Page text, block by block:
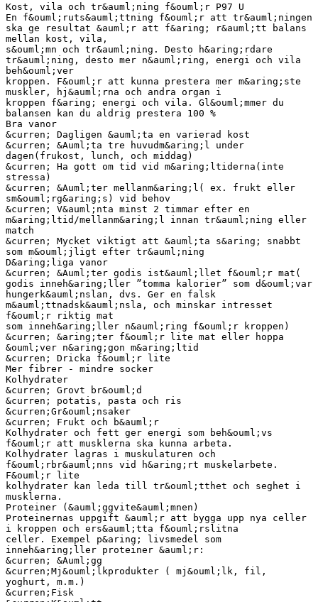
Kost, vila och tr&auml;ning f&ouml;r P97 U
En f&ouml;ruts&auml;ttning f&ouml;r att tr&auml;ningen
ska ge resultat &auml;r att f&aring; r&auml;tt balans
mellan kost, vila,
s&ouml;mn och tr&auml;ning. Desto h&aring;rdare
tr&auml;ning, desto mer n&auml;ring, energi och vila
beh&ouml;ver
kroppen. F&ouml;r att kunna prestera mer m&aring;ste
muskler, hj&auml;rna och andra organ i
kroppen f&aring; energi och vila. Gl&ouml;mmer du
balansen kan du aldrig prestera 100 %
Bra vanor
&curren; Dagligen &auml;ta en varierad kost
&curren; &Auml;ta tre huvudm&aring;l under
dagen(frukost, lunch, och middag)
&curren; Ha gott om tid vid m&aring;ltiderna(inte
stressa)
&curren; &Auml;ter mellanm&aring;l( ex. frukt eller
sm&ouml;rg&aring;s) vid behov
&curren; V&auml;nta minst 2 timmar efter en
m&aring;ltid/mellanm&aring;l innan tr&auml;ning eller
match
&curren; Mycket viktigt att &auml;ta s&aring; snabbt
som m&ouml;jligt efter tr&auml;ning
D&aring;liga vanor
&curren; &Auml;ter godis ist&auml;llet f&ouml;r mat(
godis inneh&aring;ller ”tomma kalorier” som d&ouml;var
hungerk&auml;nslan, dvs. Ger en falsk
m&auml;ttnadsk&auml;nsla, och minskar intresset
f&ouml;r riktig mat
som inneh&aring;ller n&auml;ring f&ouml;r kroppen)
&curren; &aring;ter f&ouml;r lite mat eller hoppa
&ouml;ver n&aring;gon m&aring;ltid
&curren; Dricka f&ouml;r lite
Mer fibrer - mindre socker
Kolhydrater
&curren; Grovt br&ouml;d
&curren; potatis, pasta och ris
&curren;Gr&ouml;nsaker
&curren; Frukt och b&auml;r
Kolhydrater och fett ger energi som beh&ouml;vs
f&ouml;r att musklerna ska kunna arbeta.
Kolhydrater lagras i muskulaturen och
f&ouml;rbr&auml;nns vid h&aring;rt muskelarbete.
F&ouml;r lite
kolhydrater kan leda till tr&ouml;tthet och seghet i
musklerna.
Proteiner (&auml;ggvite&auml;mnen)
Proteinernas uppgift &auml;r att bygga upp nya celler
i kroppen och ers&auml;tta f&ouml;rslitna
celler. Exempel p&aring; livsmedel som
inneh&aring;ller proteiner &auml;r:
&curren; &Auml;gg
&curren;Mj&ouml;lkprodukter ( mj&ouml;lk, fil,
yoghurt, m.m.)
&curren;Fisk